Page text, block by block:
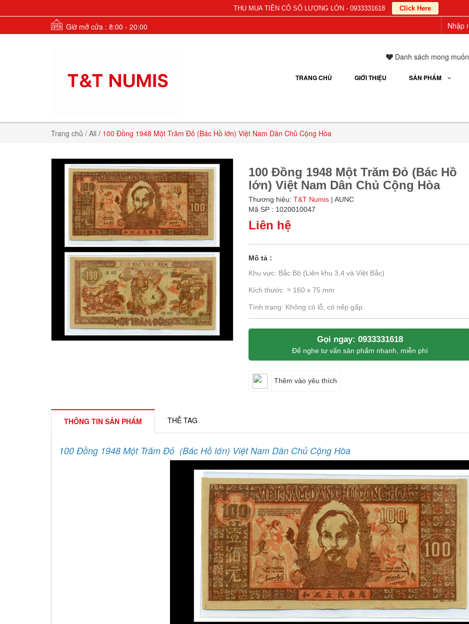
Giờ mở cửa : 8:00 - 20:00
Danh sách mong muốn
TRANG CHỦ GIỚI THIỆU SẢN PHẨM
Trang chủ / All / 100 Đồng 1948 Một Trăm Đỏ (Bác Hồ lớn) Việt Nam Dân Chủ Cộng Hòa
100 Đồng 1948 Một Trăm Đỏ (Bác Hồ
lớn) Việt Nam Dân Chủ Cộng Hòa
Thương hiệu: T&T Numis | AUNC
Mã SP : 1020010047
Liên hệ
Mô tả :
Khu vực: Bắc Bộ (Liên khu 3,4 và Việt Bắc)
Kích thước ≈ 160 x 75 mm
Tình trạng: Không có lỗ, có nếp gấp.
Gọi ngay: 0933331618
Để nghe tư vấn sản phẩm nhanh, miễn phí
Thêm vào yêu thích
THÔNG TIN SẢN PHẨM THẺ TAG
100 Đồng 1948 Một Trăm Đỏ (Bác Hồ lớn) Việt Nam Dân Chủ Cộng Hòa
THU MUA TIỀN CỔ SỐ LƯỢNG LỚN - 0933331618 Click Here